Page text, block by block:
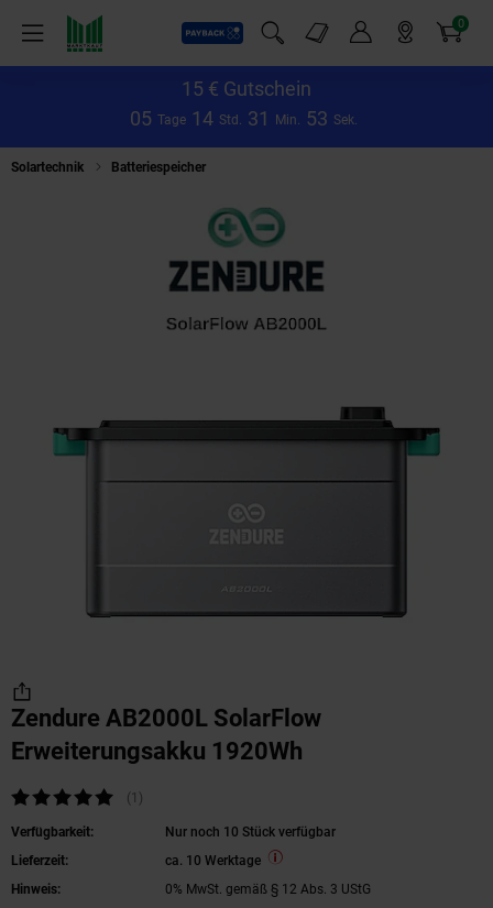
Menü
Payback
Suchfeld einblenden
Markt-Angebote
Mein KontoMarkt findenWarenkorb
0
Artikel
15 € Gutschein
05 Tage 14 Std. 31 Min. 51 Sek.
Solartechnik Batteriespeicher
Zendure AB2000L SolarFlow
Erweiterungsakku 1920Wh
Kundenbewertung: 5 von 5 Sternen
(1 Kundenbewertungen
)
Verfügbarkeit:
Nur noch 10 Stück verfügbar
Lieferzeit:
ca. 10 Werktage
Hinweis:
0% MwSt. gemäß § 12 Abs. 3 UStG